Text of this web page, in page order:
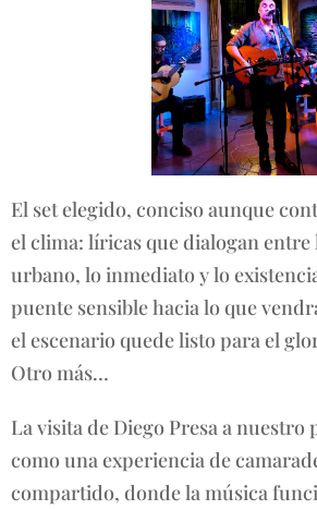
El set elegido, conciso aunque
el clima: líricas que dialogan
urbano, lo inmediato y lo
puente sensible hacia lo que
el escenario quede listo para el
Otro más…
La visita de Diego Presa a nuestro
como una experiencia de
compartido, donde la música